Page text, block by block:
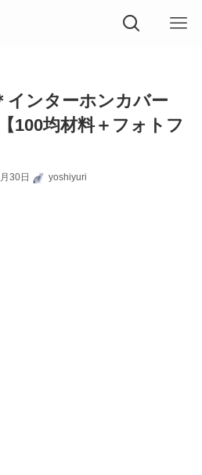
インターホンカバー
100均材料＋フォトフ
30日 yoshiyuri